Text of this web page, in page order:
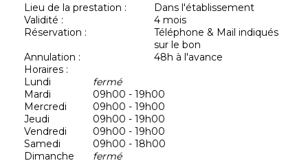
Lieu de la prestation :
Dans l'établissement
Validité :
4 mois
Réservation :
Téléphone & Mail indiqués
sur le bon
Annulation :
48h à l'avance
Horaires :
Lundi
fermé
Mardi
09h00 - 19h00
Mercredi
09h00 - 19h00
Jeudi
09h00 - 19h00
Vendredi
09h00 - 19h00
Samedi
09h00 - 18h00
Dimanche
fermé